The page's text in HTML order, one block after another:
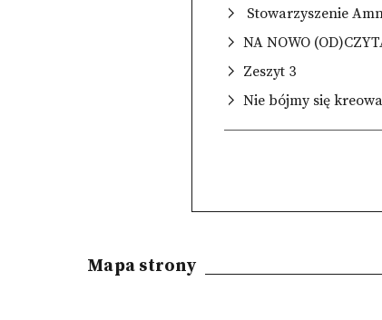
Stowarzyszenie
NA NOWO
Zeszyt 3
Nie bójmy się
Mapa strony